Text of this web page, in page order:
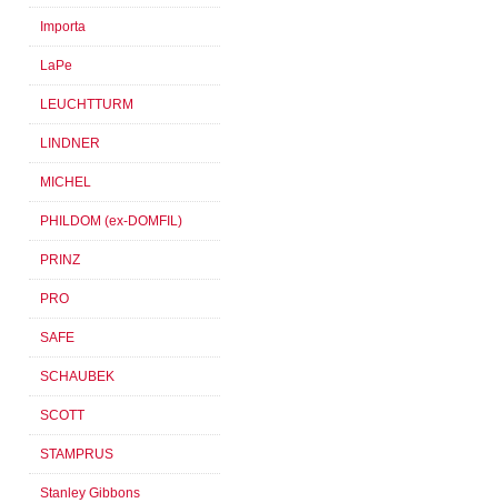
Importa
LaPe
LEUCHTTURM
LINDNER
MICHEL
PHILDOM (ex-DOMFIL)
PRINZ
PRO
SAFE
SCHAUBEK
SCOTT
STAMPRUS
Stanley Gibbons